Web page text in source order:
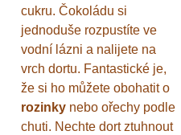
cukru. Čokoládu si
jednoduše rozpustíte ve
vodní lázni a nalijete na
vrch dortu. Fantastické je,
že si ho můžete obohatit o
rozinky nebo ořechy podle
chuti. Nechte dort ztuhnout